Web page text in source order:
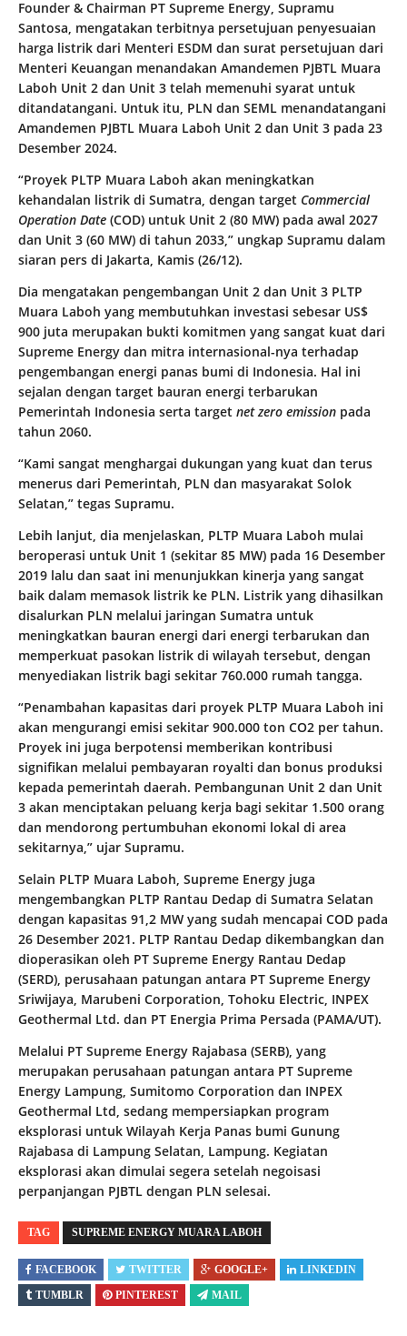
Founder & Chairman PT Supreme Energy, Supramu
Santosa, mengatakan terbitnya persetujuan penyesuaian
harga listrik dari Menteri ESDM dan surat persetujuan dari
Menteri Keuangan menandakan Amandemen PJBTL Muara
Laboh Unit 2 dan Unit 3 telah memenuhi syarat untuk
ditandatangani. Untuk itu, PLN dan SEML menandatangani
Amandemen PJBTL Muara Laboh Unit 2 dan Unit 3 pada 23
Desember 2024.
“Proyek PLTP Muara Laboh akan meningkatkan
kehandalan listrik di Sumatra, dengan target Commercial
Operation Date (COD) untuk Unit 2 (80 MW) pada awal 2027
dan Unit 3 (60 MW) di tahun 2033,” ungkap Supramu dalam
siaran pers di Jakarta, Kamis (26/12).
Dia mengatakan pengembangan Unit 2 dan Unit 3 PLTP
Muara Laboh yang membutuhkan investasi sebesar US$
900 juta merupakan bukti komitmen yang sangat kuat dari
Supreme Energy dan mitra internasional-nya terhadap
pengembangan energi panas bumi di Indonesia. Hal ini
sejalan dengan target bauran energi terbarukan
Pemerintah Indonesia serta target net zero emission pada
tahun 2060.
“Kami sangat menghargai dukungan yang kuat dan terus
menerus dari Pemerintah, PLN dan masyarakat Solok
Selatan,” tegas Supramu.
Lebih lanjut, dia menjelaskan, PLTP Muara Laboh mulai
beroperasi untuk Unit 1 (sekitar 85 MW) pada 16 Desember
2019 lalu dan saat ini menunjukkan kinerja yang sangat
baik dalam memasok listrik ke PLN. Listrik yang dihasilkan
disalurkan PLN melalui jaringan Sumatra untuk
meningkatkan bauran energi dari energi terbarukan dan
memperkuat pasokan listrik di wilayah tersebut, dengan
menyediakan listrik bagi sekitar 760.000 rumah tangga.
“Penambahan kapasitas dari proyek PLTP Muara Laboh ini
akan mengurangi emisi sekitar 900.000 ton CO2 per tahun.
Proyek ini juga berpotensi memberikan kontribusi
signifikan melalui pembayaran royalti dan bonus produksi
kepada pemerintah daerah. Pembangunan Unit 2 dan Unit
3 akan menciptakan peluang kerja bagi sekitar 1.500 orang
dan mendorong pertumbuhan ekonomi lokal di area
sekitarnya,” ujar Supramu.
Selain PLTP Muara Laboh, Supreme Energy juga
mengembangkan PLTP Rantau Dedap di Sumatra Selatan
dengan kapasitas 91,2 MW yang sudah mencapai COD pada
26 Desember 2021. PLTP Rantau Dedap dikembangkan dan
dioperasikan oleh PT Supreme Energy Rantau Dedap
(SERD), perusahaan patungan antara PT Supreme Energy
Sriwijaya, Marubeni Corporation, Tohoku Electric, INPEX
Geothermal Ltd. dan PT Energia Prima Persada (PAMA/UT).
Melalui PT Supreme Energy Rajabasa (SERB), yang
merupakan perusahaan patungan antara PT Supreme
Energy Lampung, Sumitomo Corporation dan INPEX
Geothermal Ltd, sedang mempersiapkan program
eksplorasi untuk Wilayah Kerja Panas bumi Gunung
Rajabasa di Lampung Selatan, Lampung. Kegiatan
eksplorasi akan dimulai segera setelah negoisasi
perpanjangan PJBTL dengan PLN selesai.
TAG SUPREME ENERGY MUARA LABOH
FACEBOOK TWITTER GOOGLE+
LINKEDIN
TUMBLR
PINTEREST MAIL